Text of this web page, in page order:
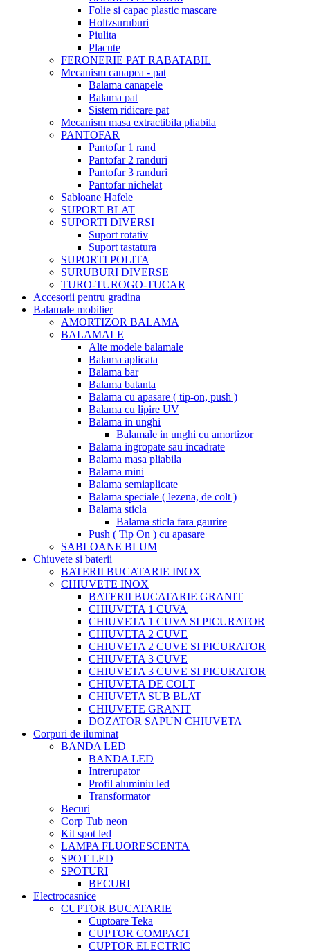
Folie si capac plastic mascare
Holtzsuruburi
Piulita
Placute
FERONERIE PAT RABATABIL
Mecanism canapea - pat
Balama canapele
Balama pat
Sistem ridicare pat
Mecanism masa extractibila pliabila
PANTOFAR
Pantofar 1 rand
Pantofar 2 randuri
Pantofar 3 randuri
Pantofar nichelat
Sabloane Hafele
SUPORT BLAT
SUPORTI DIVERSI
Suport rotativ
Suport tastatura
SUPORTI POLITA
SURUBURI DIVERSE
TURO-TUROGO-TUCAR
Accesorii pentru gradina
Balamale mobilier
AMORTIZOR BALAMA
BALAMALE
Alte modele balamale
Balama aplicata
Balama bar
Balama batanta
Balama cu apasare ( tip-on, push )
Balama cu lipire UV
Balama in unghi
Balamale in unghi cu amortizor
Balama ingropate sau incadrate
Balama masa pliabila
Balama mini
Balama semiaplicate
Balama speciale ( lezena, de colt )
Balama sticla
Balama sticla fara gaurire
Push ( Tip On ) cu apasare
SABLOANE BLUM
Chiuvete si baterii
BATERII BUCATARIE INOX
CHIUVETE INOX
BATERII BUCATARIE GRANIT
CHIUVETA 1 CUVA
CHIUVETA 1 CUVA SI PICURATOR
CHIUVETA 2 CUVE
CHIUVETA 2 CUVE SI PICURATOR
CHIUVETA 3 CUVE
CHIUVETA 3 CUVE SI PICURATOR
CHIUVETA DE COLT
CHIUVETA SUB BLAT
CHIUVETE GRANIT
DOZATOR SAPUN CHIUVETA
Corpuri de iluminat
BANDA LED
BANDA LED
Intrerupator
Profil aluminiu led
Transformator
Becuri
Corp Tub neon
Kit spot led
LAMPA FLUORESCENTA
SPOT LED
SPOTURI
BECURI
Electrocasnice
CUPTOR BUCATARIE
Cuptoare Teka
CUPTOR COMPACT
CUPTOR ELECTRIC